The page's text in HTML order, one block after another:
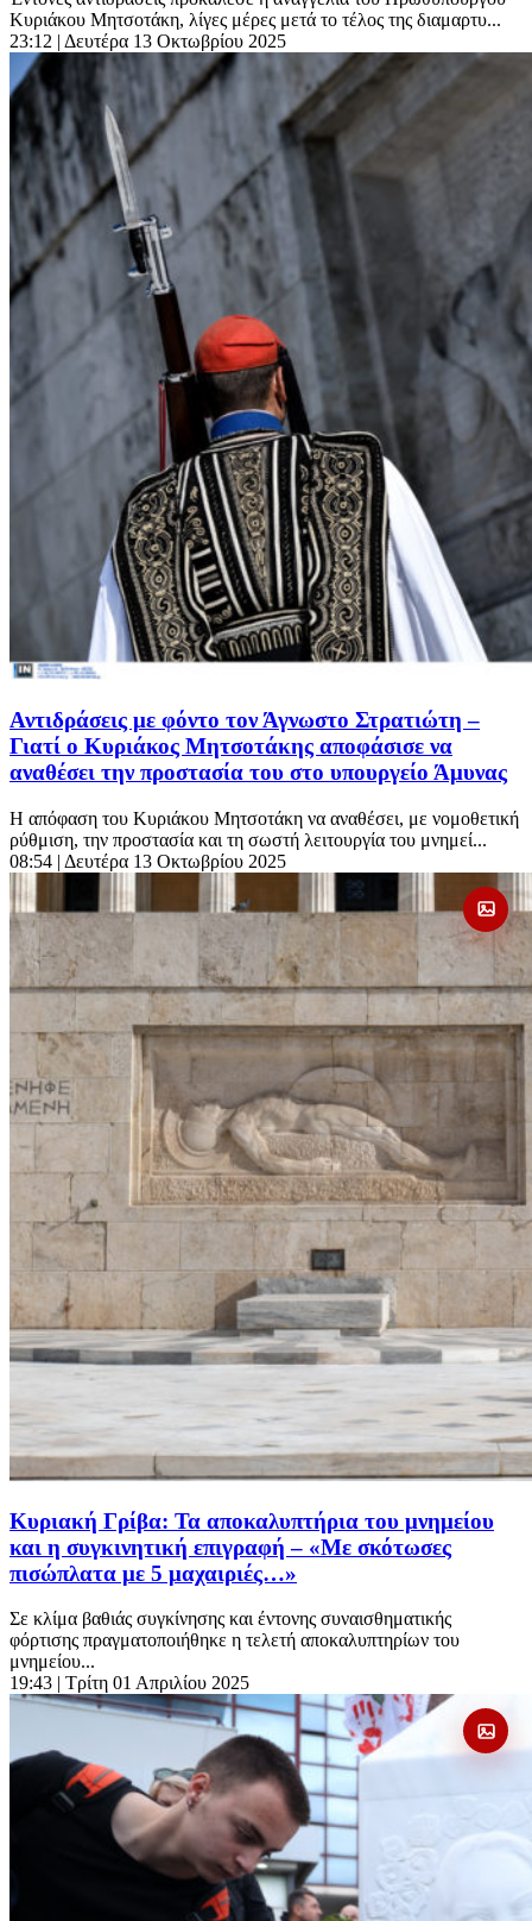
Κυριάκου Μητσοτάκη, λίγες μέρες μετά το τέλος της διαμαρτυ...
23:12 | Δευτέρα 13 Οκτωβρίου 2025
Αντιδράσεις με φόντο τον Άγνωστο Στρατιώτη –
Γιατί ο Κυριάκος Μητσοτάκης αποφάσισε να
αναθέσει την προστασία του στο υπουργείο Άμυνας
Η απόφαση του Κυριάκου Μητσοτάκη να αναθέσει, με νομοθετική
ρύθμιση, την προστασία και τη σωστή λειτουργία του μνημεί...
08:54 | Δευτέρα 13 Οκτωβρίου 2025
Κυριακή Γρίβα: Τα αποκαλυπτήρια του μνημείου
και η συγκινητική επιγραφή – «Με σκότωσες
πισώπλατα με 5 μαχαιριές…»
Σε κλίμα βαθιάς συγκίνησης και έντονης συναισθηματικής
φόρτισης πραγματοποιήθηκε η τελετή αποκαλυπτηρίων του
μνημείου...
19:43 | Τρίτη 01 Απριλίου 2025